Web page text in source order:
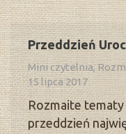
Przeddzień
Mini czytelnia,
15 lipca 2017
Rozmaite tematy
przeddzień